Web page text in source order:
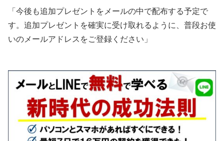
「今後も追加プレゼントをメールの中で配布する予定で
す。追加プレゼントを確実に受け取れるように、普段お使
いのメールアドレスをご登録ください」